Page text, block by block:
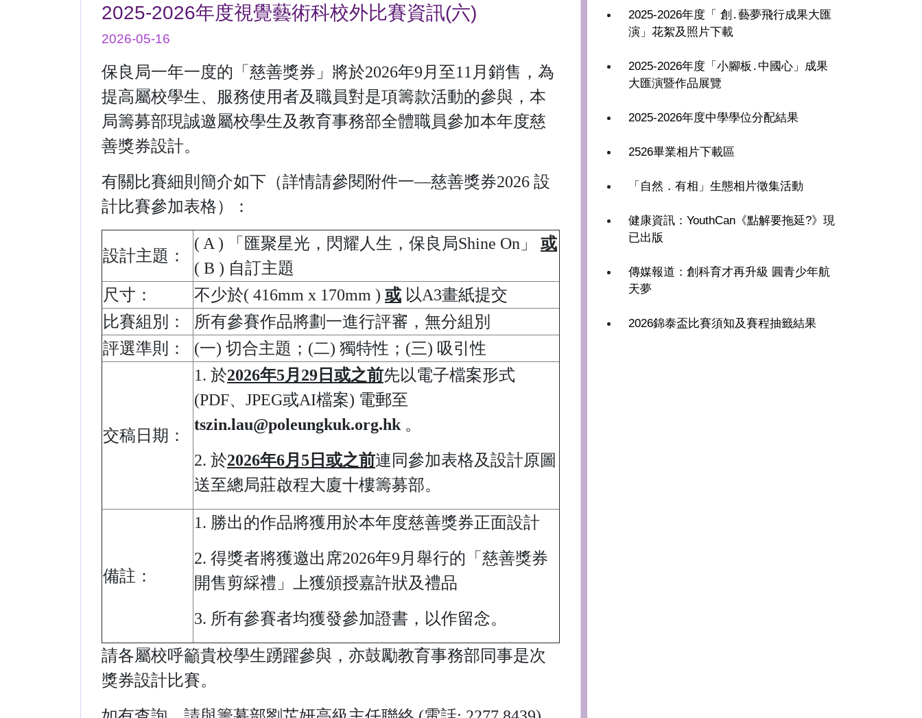
2025-2026年度視覺藝術科校外比賽資訊(六)
2026-05-16
保良局一年一度的「慈善獎券」將於2026年9月至11月銷售，為
提高屬校學生、服務使用者及職員對是項籌款活動的參與，本
局籌募部現誠邀屬校學生及教育事務部全體職員參加本年度慈
善獎券設計。
有關比賽細則簡介如下（詳情請參閱附件一—慈善獎券2026 設
計比賽參加表格）：
設計主題：
( A ) 「匯聚星光，閃耀人生，保良局Shine On」 或
( B ) 自訂主題
尺寸：
不少於( 416mm x 170mm ) 或 以A3畫紙提交
比賽組別：
所有參賽作品將劃一進行評審，無分組別
評選準則：
(一) 切合主題；(二) 獨特性；(三) 吸引性
交稿日期：
1. 於2026年5月29日或之前先以電子檔案形式
(PDF、JPEG或AI檔案) 電郵至
tszin.lau@poleungkuk.org.hk 。
2. 於2026年6月5日或之前連同參加表格及設計原圖
送至總局莊啟程大廈十樓籌募部。
備註：
1. 勝出的作品將獲用於本年度慈善獎券正面設計
2. 得獎者將獲邀出席2026年9月舉行的「慈善獎券
開售剪綵禮」上獲頒授嘉許狀及禮品
3. 所有參賽者均獲發參加證書，以作留念。
請各屬校呼籲貴校學生踴躍參與，亦鼓勵教育事務部同事是次
獎券設計比賽。
2025-2026年度「 創․藝夢飛行成果大匯
演」花絮及照片下載
2025-2026年度「小腳板․中國心」成果
大匯演暨作品展覽
2025-2026年度中學學位分配結果
2526畢業相片下載區
「自然．有相」生態相片徵集活動
健康資訊：YouthCan《點解要拖延?》現
已出版
傳媒報道：創科育才再升級 圓青少年航
天夢
2026錦泰盃比賽須知及賽程抽籤結果